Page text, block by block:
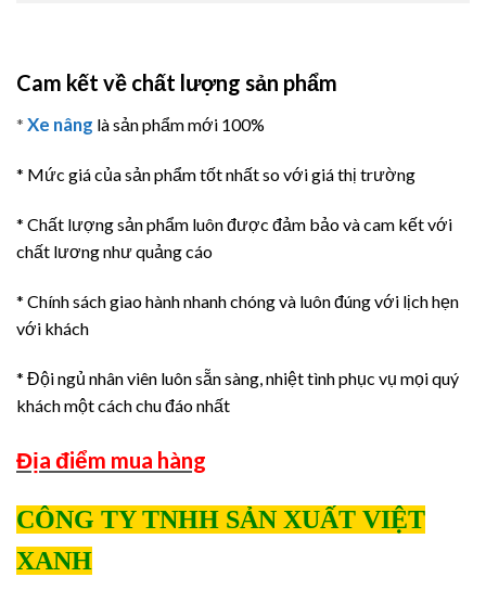
Cam kết về chất lượng sản phẩm
* Xe nâng là sản phẩm mới 100%
* Mức giá của sản phẩm tốt nhất so với giá thị trường
* Chất lượng sản phẩm luôn được đảm bảo và cam kết với
chất lương như quảng cáo
* Chính sách giao hành nhanh chóng và luôn đúng với lịch hẹn
với khách
* Đội ngủ nhân viên luôn sẵn sàng, nhiệt tình phục vụ mọi quý
khách một cách chu đáo nhất
Địa điểm mua hàng
CÔNG TY TNHH SẢN XUẤT VIỆT
XANH